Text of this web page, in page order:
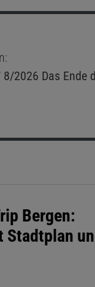
8/2026 Das Ende
Bergen:
Stadtplan